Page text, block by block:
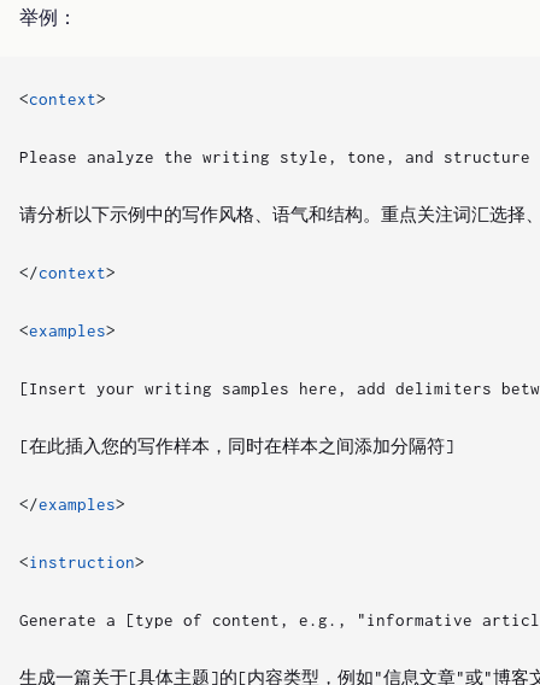
举例：
<context>
</context>
<examples>
</examples>
<instruction>